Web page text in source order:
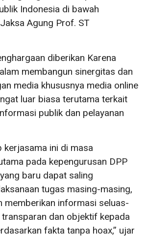
Indonesia di bawah
Agung Prof. ST
diberikan Karena
membangun sinergitas dan
media khususnya media online
luar biasa terutama terkait
publik dan pelayanan
kerjasama ini di masa
pada kepengurusan DPP
baru dapat saling
tugas masing-masing,
memberikan informasi seluas-
dan objektif kepada
fakta tanpa hoax,” ujar